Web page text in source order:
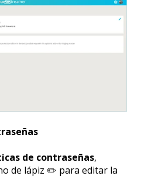
de contraseñas,
de lápiz ✏️ para editar la